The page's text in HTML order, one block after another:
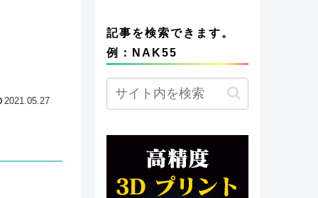
2021.05.27
記事を検索できます。
例：NAK55